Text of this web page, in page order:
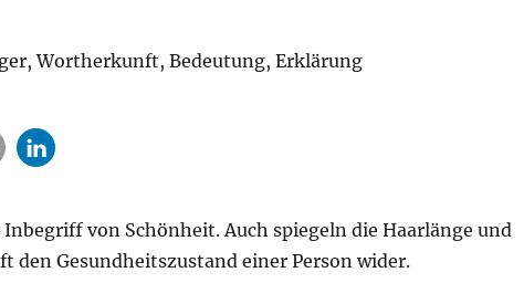
von Schönheit. Auch spiegeln die Haarlänge und
den Gesundheitszustand einer Person wider.